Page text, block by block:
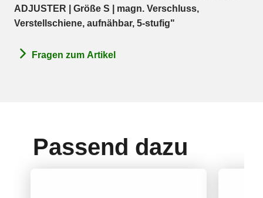
ADJUSTER | Größe S | magn. Verschluss,
Verstellschiene, aufnähbar, 5-stufig"
Fragen zum Artikel
Passend dazu